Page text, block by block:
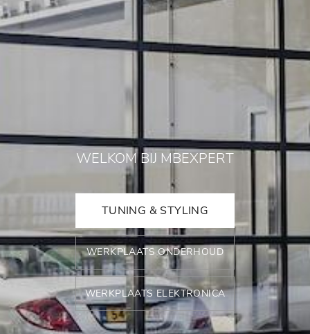
WELKOM BIJ MBEXPERT
TUNING & STYLING
WERKPLAATS ONDERHOUD
WERKPLAATS ELEKTRONICA